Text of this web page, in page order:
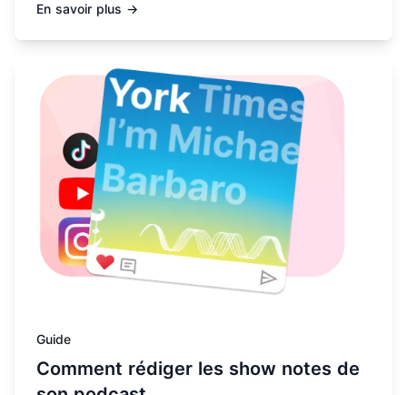
En savoir plus →
Guide
Comment rédiger les show notes de
En savoir plus sur Comment rédiger les show notes de